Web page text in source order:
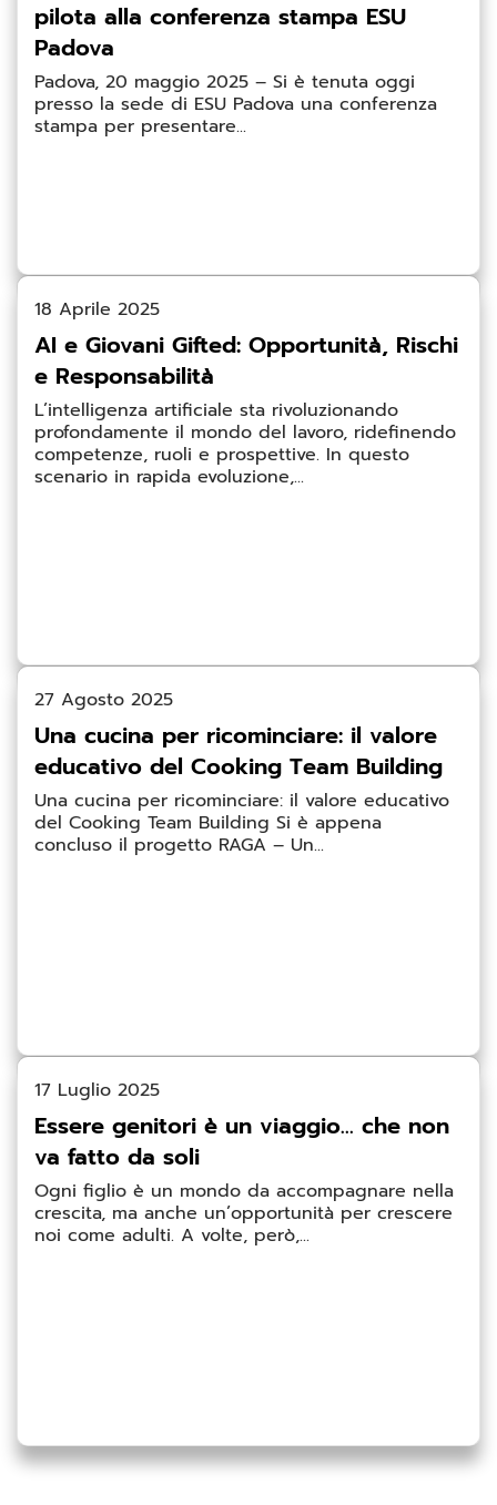
pilota alla conferenza stampa ESU
Padova
Padova, 20 maggio 2025 – Si è tenuta oggi
presso la sede di ESU Padova una conferenza
stampa per presentare...
18 Aprile 2025
AI e Giovani Gifted: Opportunità, Rischi
e Responsabilità
L’intelligenza artificiale sta rivoluzionando
profondamente il mondo del lavoro, ridefinendo
competenze, ruoli e prospettive. In questo
scenario in rapida evoluzione,...
27 Agosto 2025
Una cucina per ricominciare: il valore
educativo del Cooking Team Building
Una cucina per ricominciare: il valore educativo
del Cooking Team Building Si è appena
concluso il progetto RAGA – Un...
17 Luglio 2025
Essere genitori è un viaggio… che non
va fatto da soli
Ogni figlio è un mondo da accompagnare nella
crescita, ma anche un’opportunità per crescere
noi come adulti. A volte, però,...